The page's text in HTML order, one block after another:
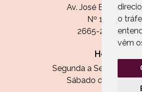
o
vêm
Av. José Batista
Nº 11, Loja 10
2665-236
Horário:
Segunda a Sexta das
Sábado das 9h30